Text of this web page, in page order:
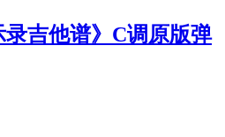
吉他谱》C调原版弹